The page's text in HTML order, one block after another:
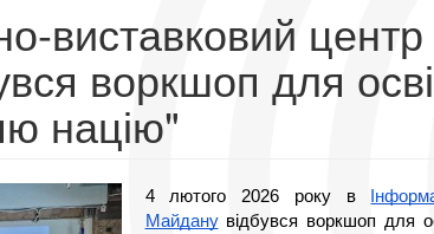
виставковий
воркшоп для
націю"
4 лютого 2026 року в
Майдану відбувся воркшоп для